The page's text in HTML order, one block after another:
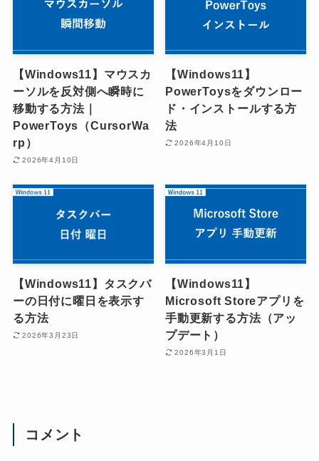
【Windows11】マウスカ
ーソルを反対側へ瞬時に
移動する方法｜
PowerToys（CursorWa
rp）
2026年4月10日
【Windows11】
PowerToysをダウンロー
ド・インストールする方
法
2026年4月10日
【Windows11】タスクバ
ーの日付に曜日を表示す
る方法
2026年3月23日
【Windows11】
Microsoft Storeアプリを
手動更新する方法（アッ
プデート）
2026年3月1日
コメント